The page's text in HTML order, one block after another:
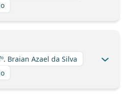
Braian Azael da Silva